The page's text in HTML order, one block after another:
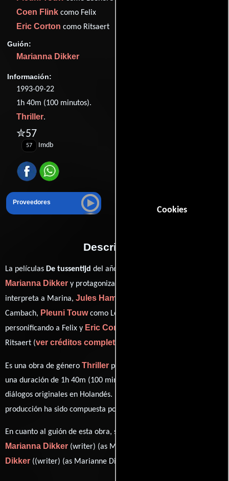
Cookies
Coen Flink como Felix
Eric Corton como Ritsaert
Guión:
Marianna Dikker
Información:
1993-09-22
1h 40m (100 minutos).
Thriller.
✮57
57 Imdb
Proveedores
Descripción
La películas De tussentijd del año 1993, está dirigida por
Marianna Dikker y protagonizada por
interpreta a Marina, Jules Hamel
Cambach, Pleuni Touwcomo Leonore,
personificando a Felix y Eric Corton
Ritsaert (ver créditos completos
Es una obra de género Thriller producida en Países Bajos. Con
una duración de 1h 40m (100 minutos), esta película tiene
diálogos originales en Holandés. La banda sonora para esta
producción ha sido compuesta por
En cuanto al guión de esta obra, se encuentra a cargo de
Marianna Dikker (writer) (as Marianne Dikker)
Dikker ((writer) (as Marianne Dikker)).